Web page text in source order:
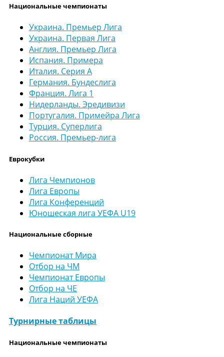
Национальные чемпионаты
Украина. Премьер Лига
Украина. Первая Лига
Англия. Премьер Лига
Испания. Примера
Италия. Серия А
Германия. Бундеслига
Франция. Лига 1
Нидерланды. Эредивизи
Португалия. Примейра Лига
Турция. Суперлига
Россия. Премьер-лига
Еврокубки
Лига Чемпионов
Лига Европы
Лига Конференций
Юношеская лига УЕФА U19
Национальные сборные
Чемпионат Мира
Отбор на ЧМ
Чемпионат Европы
Отбор на ЧЕ
Лига Наций УЕФА
Турнирные таблицы
Национальные чемпионаты